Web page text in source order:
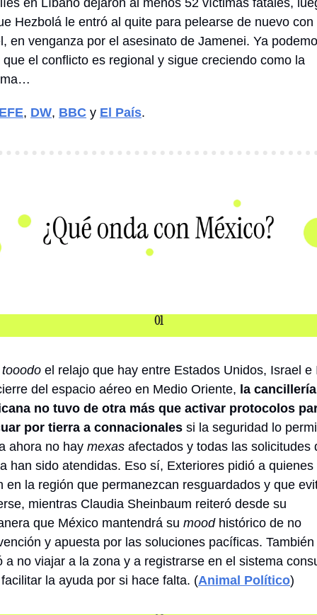
en Líbano dejaron al menos 52 víctimas fatales,
Hezbolá le entró al quite para pelearse de nuevo con
en venganza por el asesinato de Jamenei. Ya
que el conflicto es regional y sigue creciendo como la
, DW, BBC y El País.
01
tooodo el relajo que hay entre Estados Unidos, Israel e
del espacio aéreo en Medio Oriente, la cancillería
no tuvo de otra más que activar protocolos
por tierra a connacionales si la seguridad lo
ahora no hay mexas afectados y todas las solicitudes
han sido atendidas. Eso sí, Exteriores pidió a quienes
en la región que permanezcan resguardados y que
mientras Claudia Sheinbaum reiteró desde su
que México mantendrá su mood histórico de no
y apuesta por las soluciones pacíficas. También
a no viajar a la zona y a registrarse en el sistema
la ayuda por si hace falta. (Animal Político)